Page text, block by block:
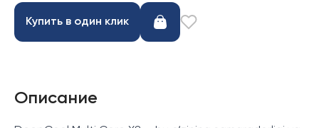
Купить в один клик
Описание